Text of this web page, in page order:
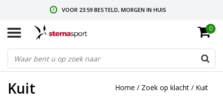
VOOR 23:59 BESTELD, MORGEN IN HUIS
GRATIS RETOURNEREN & RUILEN
0
Kuit Home / Zoek op klacht / Kuit